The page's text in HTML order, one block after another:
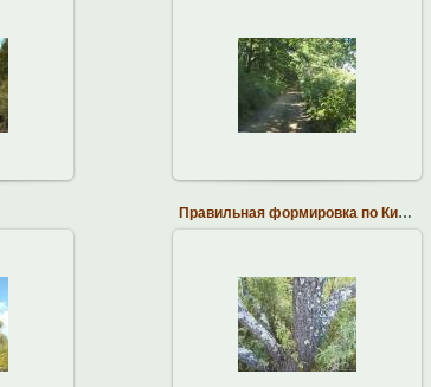
14.10.2013
brodskiy
Правильная формировка по Китайски
14.10.2013
brodskiy